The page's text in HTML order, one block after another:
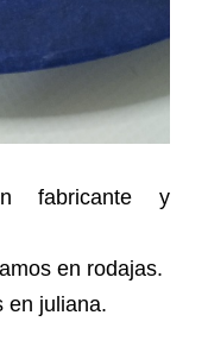
fabricante y
en rodajas.
en juliana.